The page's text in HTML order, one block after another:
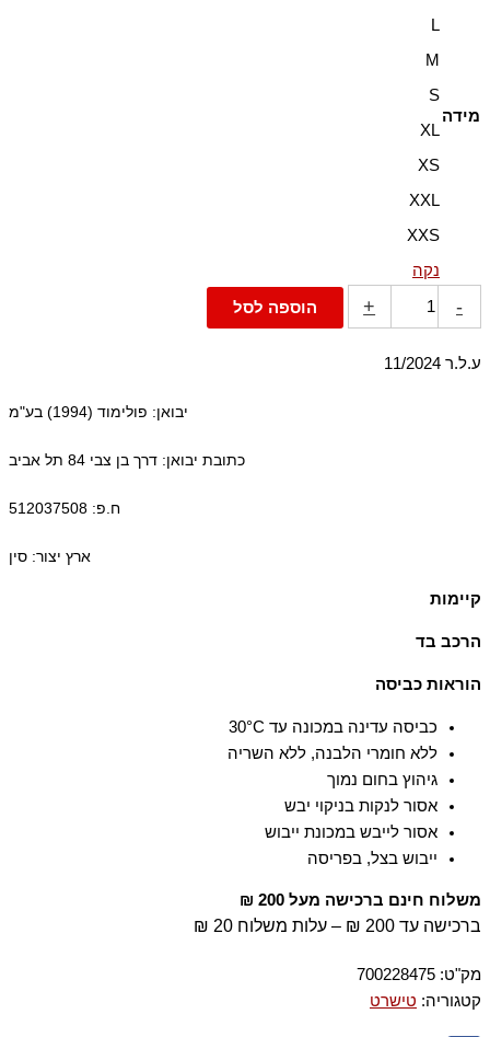
מידה
L
M
S
XL
XS
XXL
XXS
נקה
-
+ הוספה לסל
ע.ל.ר 11/2024
יבואן: פולימוד (1994) בע"מ
כתובת יבואן: דרך בן צבי 84 תל אביב
ח.פ: 512037508
ארץ יצור: סין
קיימות
התומכות במגוון ביולוגי ובמערכות אקולוגיות בריאות.
הרכב בד
הוראות כביסה
כביסה עדינה במכונה עד ‎30°C
ללא חומרי הלבנה, ללא השריה
גיהוץ בחום נמוך
אסור לנקות בניקוי יבש
אסור לייבש במכונת ייבוש
ייבוש בצל, בפריסה
משלוח חינם ברכישה מעל 200 ₪
ברכישה עד 200 ₪ – עלות משלוח 20 ₪
מק"ט: 700228475
קטגוריה: טישרט